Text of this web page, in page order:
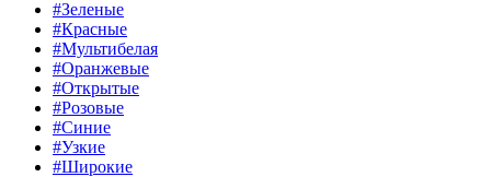
#Зеленые
#Красные
#Мультибелая
#Оранжевые
#Открытые
#Розовые
#Синие
#Узкие
#Широкие